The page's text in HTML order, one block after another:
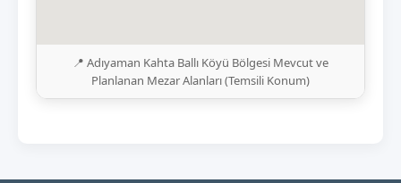
📍 Adıyaman Kahta Ballı Köyü Bölgesi Mevcut ve
Planlanan Mezar Alanları (Temsili Konum)